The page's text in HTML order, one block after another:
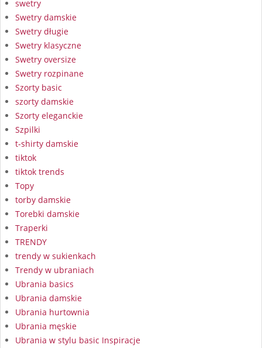
swetry
Swetry damskie
Swetry długie
Swetry klasyczne
Swetry oversize
Swetry rozpinane
Szorty basic
szorty damskie
Szorty eleganckie
Szpilki
t-shirty damskie
tiktok
tiktok trends
Topy
torby damskie
Torebki damskie
Traperki
TRENDY
trendy w sukienkach
Trendy w ubraniach
Ubrania basics
Ubrania damskie
Ubrania hurtownia
Ubrania męskie
Ubrania w stylu basic Inspiracje